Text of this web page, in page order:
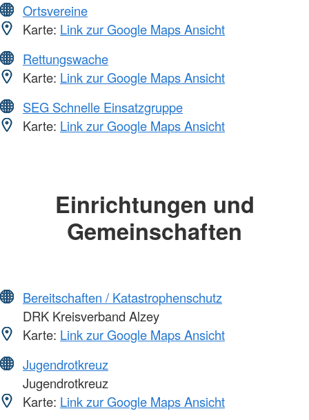
Ortsvereine
Karte: Link zur Google Maps Ansicht
Rettungswache
Karte: Link zur Google Maps Ansicht
SEG Schnelle Einsatzgruppe
Karte: Link zur Google Maps Ansicht
Einrichtungen und
Gemeinschaften
Bereitschaften / Katastrophenschutz
DRK Kreisverband Alzey
Karte: Link zur Google Maps Ansicht
Jugendrotkreuz
Jugendrotkreuz
Karte: Link zur Google Maps Ansicht